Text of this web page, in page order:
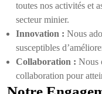
toutes nos activités et
secteur minier.
Innovation : Nous
susceptibles
Collaboration : Nous
collaboration pour